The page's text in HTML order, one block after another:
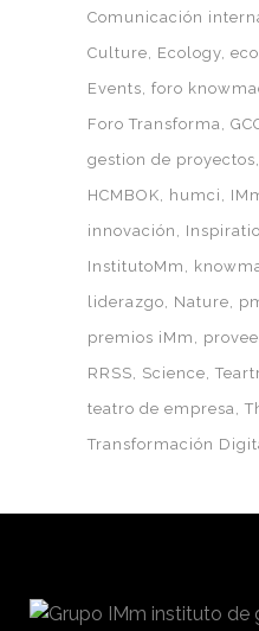
Comunicación
Culture
Ecology
Events foro
Foro Transforma
gestion de proyectos
HCMBOK
humci
innovación
InstitutoMm
liderazgo
Nature
premios iMm
RRSS
Science
teatro de empresa
Transformación